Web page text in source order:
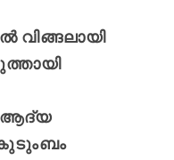
വിങ്ങലായി
ആദ്യ